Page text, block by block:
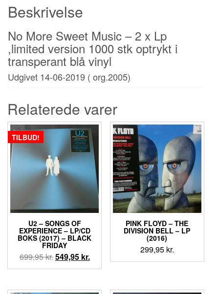
Beskrivelse
No More Sweet Music – 2 x Lp
,limited version 1000 stk optrykt i
transperant blå vinyl
Udgivet 14-06-2019 ( org.2005)
Relaterede varer
TILBUD!
U2 ‎– SONGS OF
EXPERIENCE – LP/CD
BOKS (2017) – BLACK
FRIDAY
699,95kr.Den
oprindelige
var:
549,95 kr.Den
aktuelle
er:
PINK FLOYD – THE
DIVISION BELL – LP
(2016)
299,95 kr.